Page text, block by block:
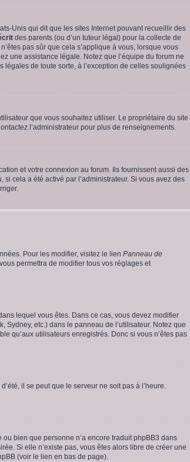
Unis qui dit que les sites Internet pouvant recueillir des
des parents (ou d’un tuteur légal) pour la collecte de
pas sûr que cela s’applique à vous, lorsque vous
une assistance légale. Notez que l’équipe du forum ne
de toute sorte, à l’exception de celles soulignées
que vous souhaitez utiliser. Le propriétaire du site
l’administrateur pour plus de renseignements.
et votre connexion au forum. Ils fournissent aussi des
cela a été activé par l’administrateur. Si vous avez des
Pour les modifier, visitez le lien Panneau de
permettra de modifier tous vos réglages et
lequel vous êtes. Dans ce cas, vous devez modifier
etc.) dans le panneau de l’utilisateur. Notez que
qu’aux utilisateurs enregistrés. Donc si vous n’êtes pas
il se peut que le serveur ne soit pas à l’heure.
bien que personne n’a encore traduit phpBB3 dans
Si elle n’existe pas, vous êtes alors libre de créer une
(voir le lien en bas de page).